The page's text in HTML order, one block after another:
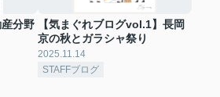
分野
【気まぐれブログvol.1】長岡
京の秋とガラシャ祭り
2025.11.14
STAFFブログ